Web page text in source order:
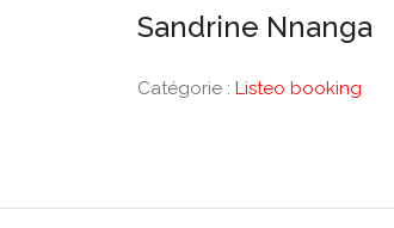
Sandrine Nnanga
Catégorie : Listeo booking